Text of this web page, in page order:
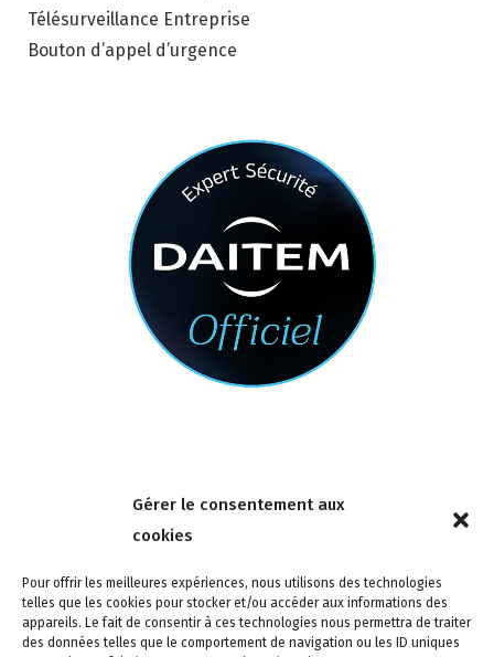
Gérer le consentement aux
cookies
Pour offrir les meilleures expériences, nous utilisons des technologies
telles que les cookies pour stocker et/ou accéder aux informations des
appareils. Le fait de consentir à ces technologies nous permettra de traiter
des données telles que le comportement de navigation ou les ID uniques
Télésurveillance Entreprise
Bouton d’appel d’urgence
4 rue de la Tour 85150 Les Achards